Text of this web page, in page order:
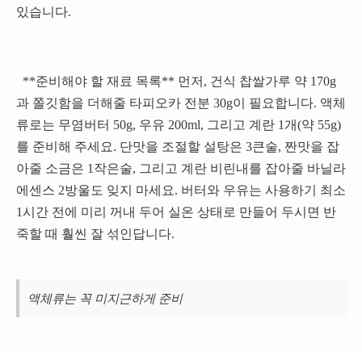
있습니다.
**준비해야 할 재료 목록** 먼저, 건식 찹쌀가루 약 170g
과 쫄깃함을 더해줄 타피오카 전분 30g이 필요합니다. 액체
류로는 무염버터 50g, 우유 200ml, 그리고 계란 1개(약 55g)
를 준비해 주세요. 단맛을 조절할 설탕은 3큰술, 짠맛을 잡
아줄 소금은 1작은술, 그리고 계란 비린내를 잡아줄 바닐라
에센스 2방울도 잊지 마세요. 버터와 우유는 사용하기 최소
1시간 전에 미리 꺼내 두어 실온 상태로 만들어 두시면 반
죽할 때 훨씬 잘 섞인답니다.
액체류는 꼭 미지근하게 준비